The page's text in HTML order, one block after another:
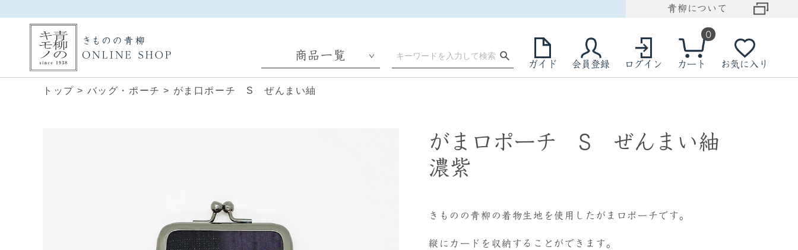
青柳について
商品一覧
ガイド 会員登録 ログイン カート
0
お気に入り
トップ > バッグ・ポーチ > がま口ポーチ S ぜんまい紬
がま口ポーチ S ぜんまい紬
濃紫
きものの青柳の着物生地を使用したがま口ポーチです。
縦にカードを収納することができます。